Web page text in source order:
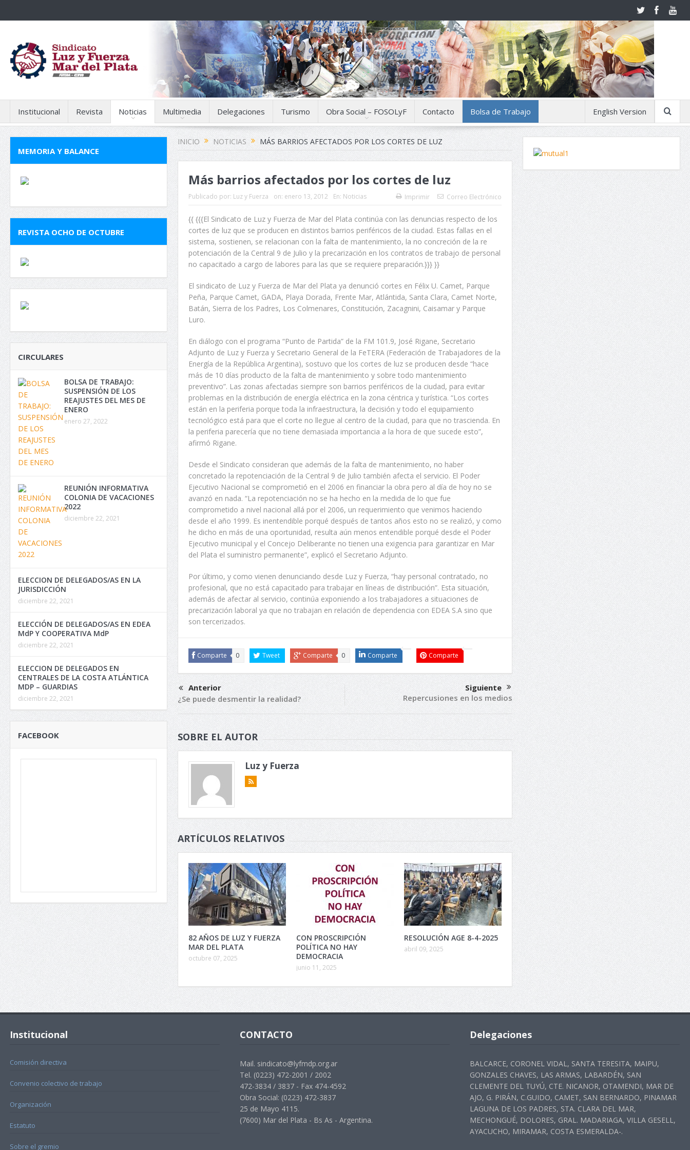
Institucional Revista Noticias Multimedia Delegaciones Turismo Obra Social – FOSOLyF Contacto Bolsa de Trabajo English Version
INICIO NOTICIAS MÁS BARRIOS AFECTADOS POR LOS CORTES DE LUZ
Más barrios afectados por los cortes de luz
Publicado por: Luz y Fuerza on: enero 13, 2012 En: Noticias Imprimir Correo Electrónico
{{ {{{El Sindicato de Luz y Fuerza de Mar del Plata continúa con las denuncias respecto de los
cortes de luz que se producen en distintos barrios periféricos de la ciudad. Estas fallas en el
sistema, sostienen, se relacionan con la falta de mantenimiento, la no concreción de la re
potenciación de la Central 9 de Julio y la precarización en los contratos de trabajo de personal
no capacitado a cargo de labores para las que se requiere preparación.}}} }}
El sindicato de Luz y Fuerza de Mar del Plata ya denunció cortes en Félix U. Camet, Parque
Peña, Parque Camet, GADA, Playa Dorada, Frente Mar, Atlántida, Santa Clara, Camet Norte,
Batán, Sierra de los Padres, Los Colmenares, Constitución, Zacagnini, Caisamar y Parque
Luro.
En diálogo con el programa “Punto de Partida” de la FM 101.9, José Rigane, Secretario
Adjunto de Luz y Fuerza y Secretario General de la FeTERA (Federación de Trabajadores de la
Energía de la República Argentina), sostuvo que los cortes de luz se producen desde “hace
más de 10 días producto de la falta de mantenimiento y sobre todo mantenimiento
preventivo”. Las zonas afectadas siempre son barrios periféricos de la ciudad, para evitar
problemas en la distribución de energía eléctrica en la zona céntrica y turística. “Los cortes
están en la periferia porque toda la infraestructura, la decisión y todo el equipamiento
tecnológico está para que el corte no llegue al centro de la ciudad, para que no trascienda. En
la periferia parecería que no tiene demasiada importancia a la hora de que sucede esto”,
afirmó Rigane.
Desde el Sindicato consideran que además de la falta de mantenimiento, no haber
concretado la repotenciación de la Central 9 de Julio también afecta el servicio. El Poder
Ejecutivo Nacional se comprometió en el 2006 en financiar la obra pero al día de hoy no se
avanzó en nada. “La repotenciación no se ha hecho en la medida de lo que fue
comprometido a nivel nacional allá por el 2006, un requerimiento que venimos haciendo
desde el año 1999. Es inentendible porqué después de tantos años esto no se realizó, y como
he dicho en más de una oportunidad, resulta aún menos entendible porqué desde el Poder
Ejecutivo municipal y el Concejo Deliberante no tienen una exigencia para garantizar en Mar
del Plata el suministro permanente”, explicó el Secretario Adjunto.
Por último, y como vienen denunciando desde Luz y Fuerza, “hay personal contratado, no
profesional, que no está capacitado para trabajar en líneas de distribución”. Esta situación,
además de afectar al servicio, continúa exponiendo a los trabajadores a situaciones de
precarización laboral ya que no trabajan en relación de dependencia con EDEA S.A sino que
son tercerizados.
Comparte 0 Tweet Comparte 0 Comparte Comparte
Anterior
¿Se puede desmentir la realidad?
Siguiente
Repercusiones en los medios
SOBRE EL AUTOR
Luz y Fuerza
ARTÍCULOS RELATIVOS
82 AÑOS DE LUZ Y FUERZA
MAR DEL PLATA
octubre 07, 2025
CON PROSCRIPCIÓN
POLÍTICA NO HAY
DEMOCRACIA
junio 11, 2025
RESOLUCIÓN AGE 8-4-2025
abril 09, 2025
MEMORIA Y BALANCE
REVISTA OCHO DE OCTUBRE
CIRCULARES
BOLSA DE TRABAJO:
SUSPENSIÓN DE LOS
REAJUSTES DEL MES DE
ENERO
enero 27, 2022
REUNIÓN INFORMATIVA
COLONIA DE VACACIONES
2022
diciembre 22, 2021
ELECCION DE DELEGADOS/AS EN LA
JURISDICCIÓN
diciembre 22, 2021
ELECCIÓN DE DELEGADOS/AS EN EDEA
MdP Y COOPERATIVA MdP
diciembre 22, 2021
ELECCION DE DELEGADOS EN
CENTRALES DE LA COSTA ATLÁNTICA
MDP – GUARDIAS
diciembre 22, 2021
FACEBOOK
Institucional
Comisión directiva
Convenio colectivo de trabajo
Organización
Estatuto
Sobre el gremio
CONTACTO
Mail. sindicato@lyfmdp.org.ar
Tel. (0223) 472-2001 / 2002
472-3834 / 3837 - Fax 474-4592
Obra Social: (0223) 472-3837
25 de Mayo 4115.
(7600) Mar del Plata - Bs As - Argentina.
Delegaciones
BALCARCE, CORONEL VIDAL, SANTA TERESITA, MAIPU,
GONZALES CHAVES, LAS ARMAS, LABARDÉN, SAN
CLEMENTE DEL TUYÚ, CTE. NICANOR, OTAMENDI, MAR DE
AJO, G. PIRÁN, C.GUIDO, CAMET, SAN BERNARDO, PINAMAR
LAGUNA DE LOS PADRES, STA. CLARA DEL MAR,
MECHONGUÉ, DOLORES, GRAL. MADARIAGA, VILLA GESELL,
AYACUCHO, MIRAMAR, COSTA ESMERALDA-.